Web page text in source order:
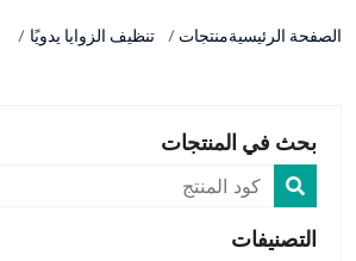
الصفحة الرئيسيةمنتجات تنظيف الزوايا يدويًا
بحث في المنتجات
التصنيفات